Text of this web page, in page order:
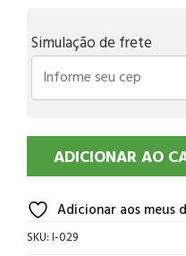
Simulação de frete
ADICIONAR AO
Adicionar aos meus
SKU:I-029